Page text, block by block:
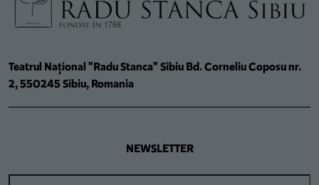
Teatrul Național "Radu Stanca" Sibiu Bd. Corneliu Coposu nr.
2, 550245 Sibiu, Romania
NEWSLETTER